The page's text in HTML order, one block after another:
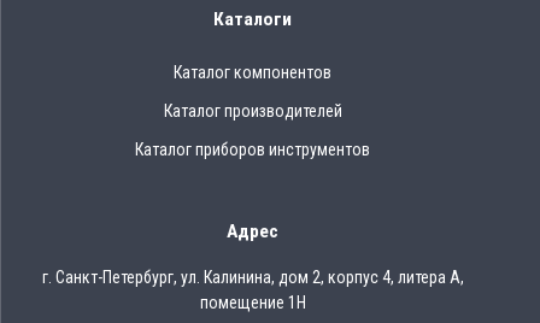
Каталоги
Каталог компонентов
Каталог производителей
Каталог приборов инструментов
Адрес
г. Санкт-Петербург, ул. Калинина, дом 2, корпус 4, литера А,
помещение 1Н